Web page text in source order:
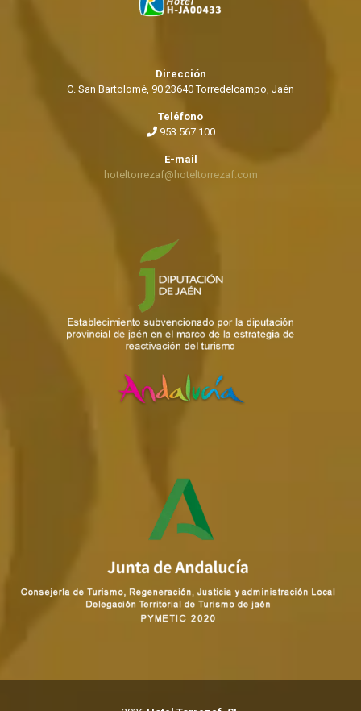
Dirección
C. San Bartolomé, 90 23640 Torredelcampo, Jaén
Teléfono
953 567 100
E-mail
hoteltorrezaf@hoteltorrezaf.com